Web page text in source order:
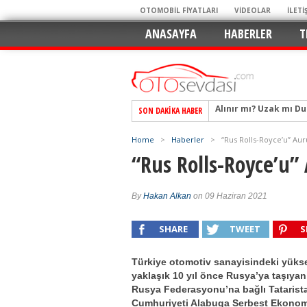
OTOMOBİL FİYATLARI VİDEOLAR
ANASAYFA HABERLER
SON DAKIKA HABER
Alpine A290 GTS:
Crossover
Mercedes-Benz
Keskin Hatlar, GR
Geleceğin Kompakt
Pazarın Lideri,
Hem Şehirli Hem
TURKA’nın Dev Ağı
Alınır mı? Uzak mı
Home > Haberler > “Rus Rolls-Royce’u”
“Rus Rolls-
ByHakan Alkan on 09 Haziran 2021
SHARE TWEET
Türkiye otomotiv sanayisindeki
yaklaşık 10 yıl önce Rusya’ya
Rusya Federasyonu’na bağlı
Cumhuriyeti Alabuga Serbest